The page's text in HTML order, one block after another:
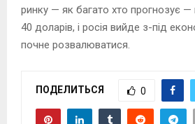
ринку — як багато хто прогнозує
40 доларів, і росія вийде з-під
почне розвалюватися.
ПОДЕЛИТЬСЯ 0